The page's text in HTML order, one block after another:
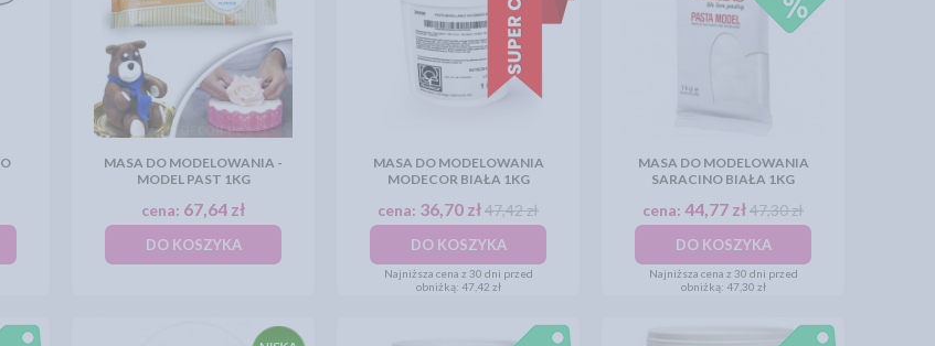
MASA DO MODELOWANIA -
MODEL PAST 1KG
cena: 67,64 zł
DO KOSZYKA
MASA DO MODELOWANIA
MODECOR BIAŁA 1KG
cena: 36,70 zł47,42 zł
DO KOSZYKA
Najniższa cena z 30 dni przed
obniżką: 47,42 zł
MASA DO MODELOWANIA
SARACINO BIAŁA 1KG
cena: 44,77 zł47,30 zł
DO KOSZYKA
Najniższa cena z 30 dni przed
obniżką: 47,30 zł